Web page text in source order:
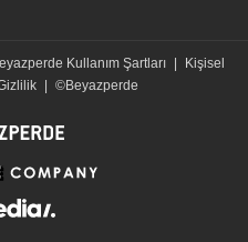
Kullanım Şartları
Kişisel
©Beyazperde